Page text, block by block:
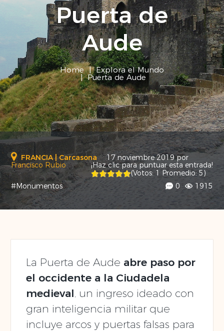
Puerta de
Aude
Home |Explora el Mundo
|Puerta de Aude
FRANCIA|Carcasona 17 noviembre 2019por
Francisco Rubio
¡Haz clic para puntuar esta entrada!
(Votos:1 Promedio:5)
#Monumentos
1915
0
La Puerta de Aude abre paso por
el occidente a la Ciudadela
medieval, un ingreso ideado con
gran inteligencia militar que
incluye arcos y puertas falsas para